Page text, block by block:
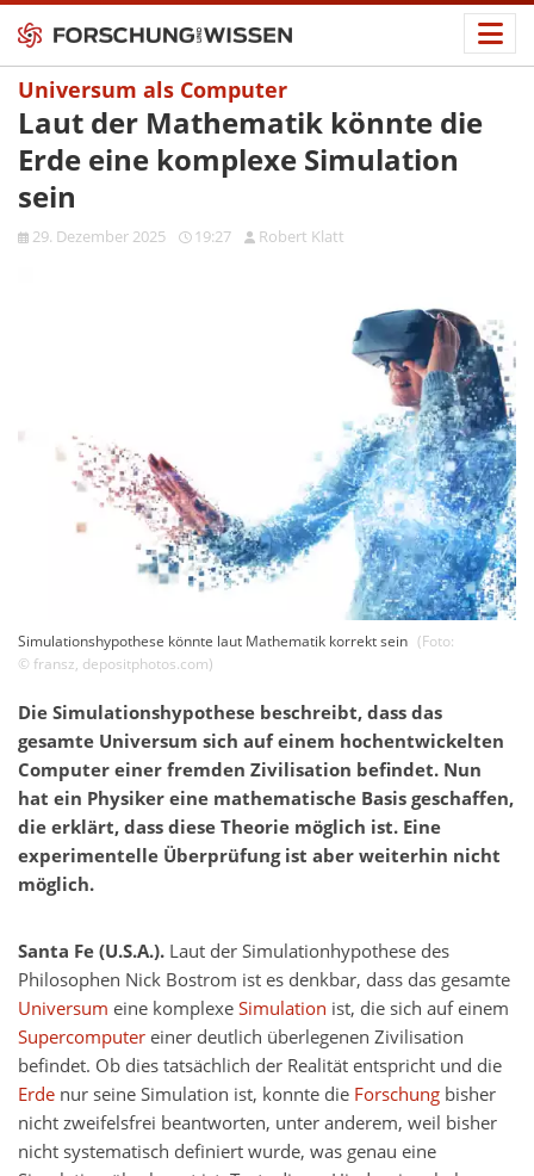
Universum als Computer
Laut der Mathematik könnte die
Erde eine komplexe Simulation
sein
29. Dezember 2025 19:27 Robert Klatt
Simulationshypothese könnte laut Mathematik korrekt sein (Foto:
© fransz, depositphotos.com)
Die Simulationshypothese beschreibt, dass das
gesamte Universum sich auf einem hochentwickelten
Computer einer fremden Zivilisation befindet. Nun
hat ein Physiker eine mathematische Basis geschaffen,
die erklärt, dass diese Theorie möglich ist. Eine
experimentelle Überprüfung ist aber weiterhin nicht
möglich.
Santa Fe (U.S.A.). Laut der Simulationhypothese des
Philosophen Nick Bostrom ist es denkbar, dass das gesamte
Universum eine komplexeSimulation ist, die sich auf einem
Supercomputer einer deutlich überlegenen Zivilisation
befindet. Ob dies tatsächlich der Realität entspricht und die
Erde nur seine Simulation ist, konnte die Forschung bisher
nicht zweifelsfrei beantworten, unter anderem, weil bisher
nicht systematisch definiert wurde, was genau eine